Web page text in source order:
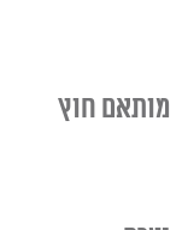
מותאם חוץ